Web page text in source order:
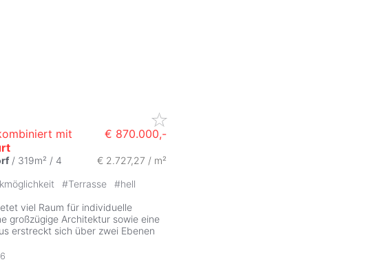
mit
€ 870.000,-
/ 319m² / 4
€ 2.727,27 / m²
#Terrasse #hell
viel Raum für individuelle
großzügige Architektur sowie eine
erstreckt sich über zwei Ebenen